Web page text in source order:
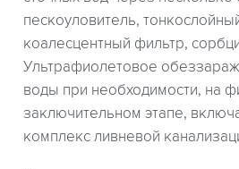
пескоуловитель,
коалесцентный фильтр,
Ультрафиолетовое
воды при необходимости, на
заключительном этапе,
комплекс ливневой